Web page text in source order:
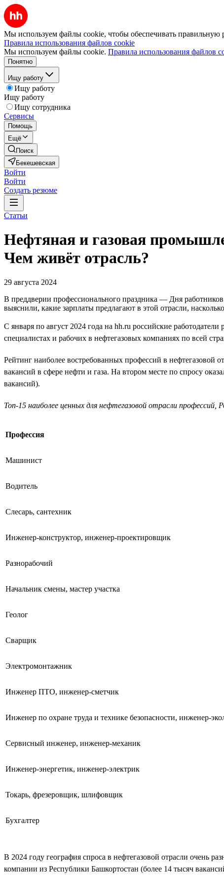
Мы используем файлы cookie, чтобы обеспечивать правильную
Правила использования файлов cookie
Мы используем файлы cookie. Правила использования файлов
Понятно
Ищу работу
Ищу работу
Ищу работу
Ищу сотрудника
Сервисы
Помощь
Ещё
Поиск
Бекешевская
Войти
Войти
Создать резюме
Статьи
Нефтяная и газовая
Чем живёт отрасль?
29 августа 2024
В преддверии профессионального праздника — Дня
выяснили, какие зарплаты предлагают в этой отрасли,
С января по август 2024 года на hh.ru российские
специалистах и рабочих в нефтегазовых компаниях по всей
Рейтинг наиболее востребованных профессий в нефтегазовой
вакансий в сфере нефти и газа. На втором месте по спросу
вакансий).
Топ-15 наиболее ценных для нефтегазовой отрасли профессий,
Профессия
Машинист
Водитель
Слесарь, сантехник
Инженер-конструктор, инженер-проектировщик
Разнорабочий
Начальник смены, мастер участка
Геолог
Сварщик
Электромонтажник
Инженер ПТО, инженер-сметчик
Инженер по охране труда и технике безопасности, инженер-
Сервисный инженер, инженер-механик
Инженер-энергетик, инженер-электрик
Токарь, фрезеровщик, шлифовщик
Бухгалтер
В 2024 году география спроса в нефтегазовой отрасли очень
компании из Республики Башкортостан (более 14 тысяч